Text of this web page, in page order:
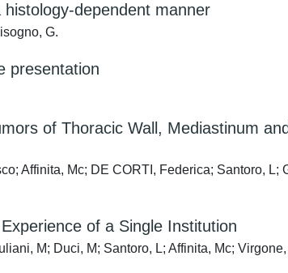
dependent manner
G.
presentation
of Thoracic Wall, Mediastinum
Affinita, Mc; DE CORTI, Federica; Santoro, L;
of a Single Institution
M; Duci, M; Santoro, L; Affinita, Mc;